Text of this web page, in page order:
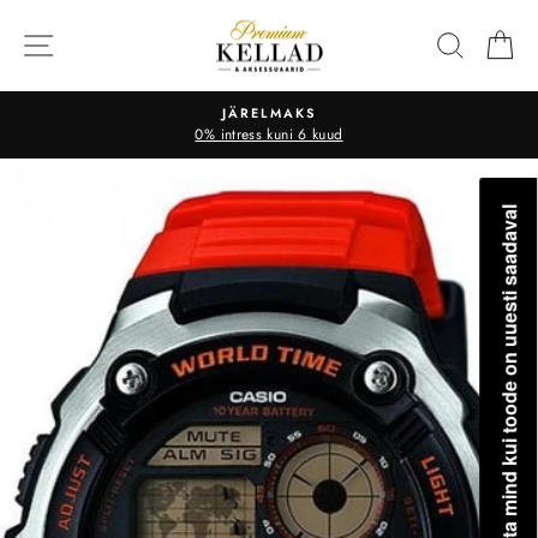
sisu
OTSI
JÄRELMAKS
0% intress kuni 6 kuud
Teavita mind kui toode on uuesti saadaval